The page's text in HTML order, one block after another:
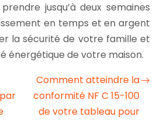
jusqu’à deux semaines
en temps et en argent
la sécurité de votre famille et
énergétique de votre maison.
Comment atteindre la
conformité NF C 15-100
de votre tableau pour